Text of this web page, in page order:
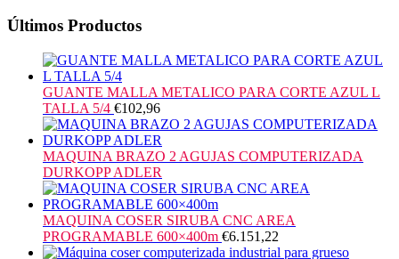
Últimos Productos
GUANTE MALLA METALICO PARA CORTE AZUL L
TALLA 5/4 €102,96
MAQUINA BRAZO 2 AGUJAS COMPUTERIZADA
DURKOPP ADLER
MAQUINA COSER SIRUBA CNC AREA
PROGRAMABLE 600×400m €6.151,22